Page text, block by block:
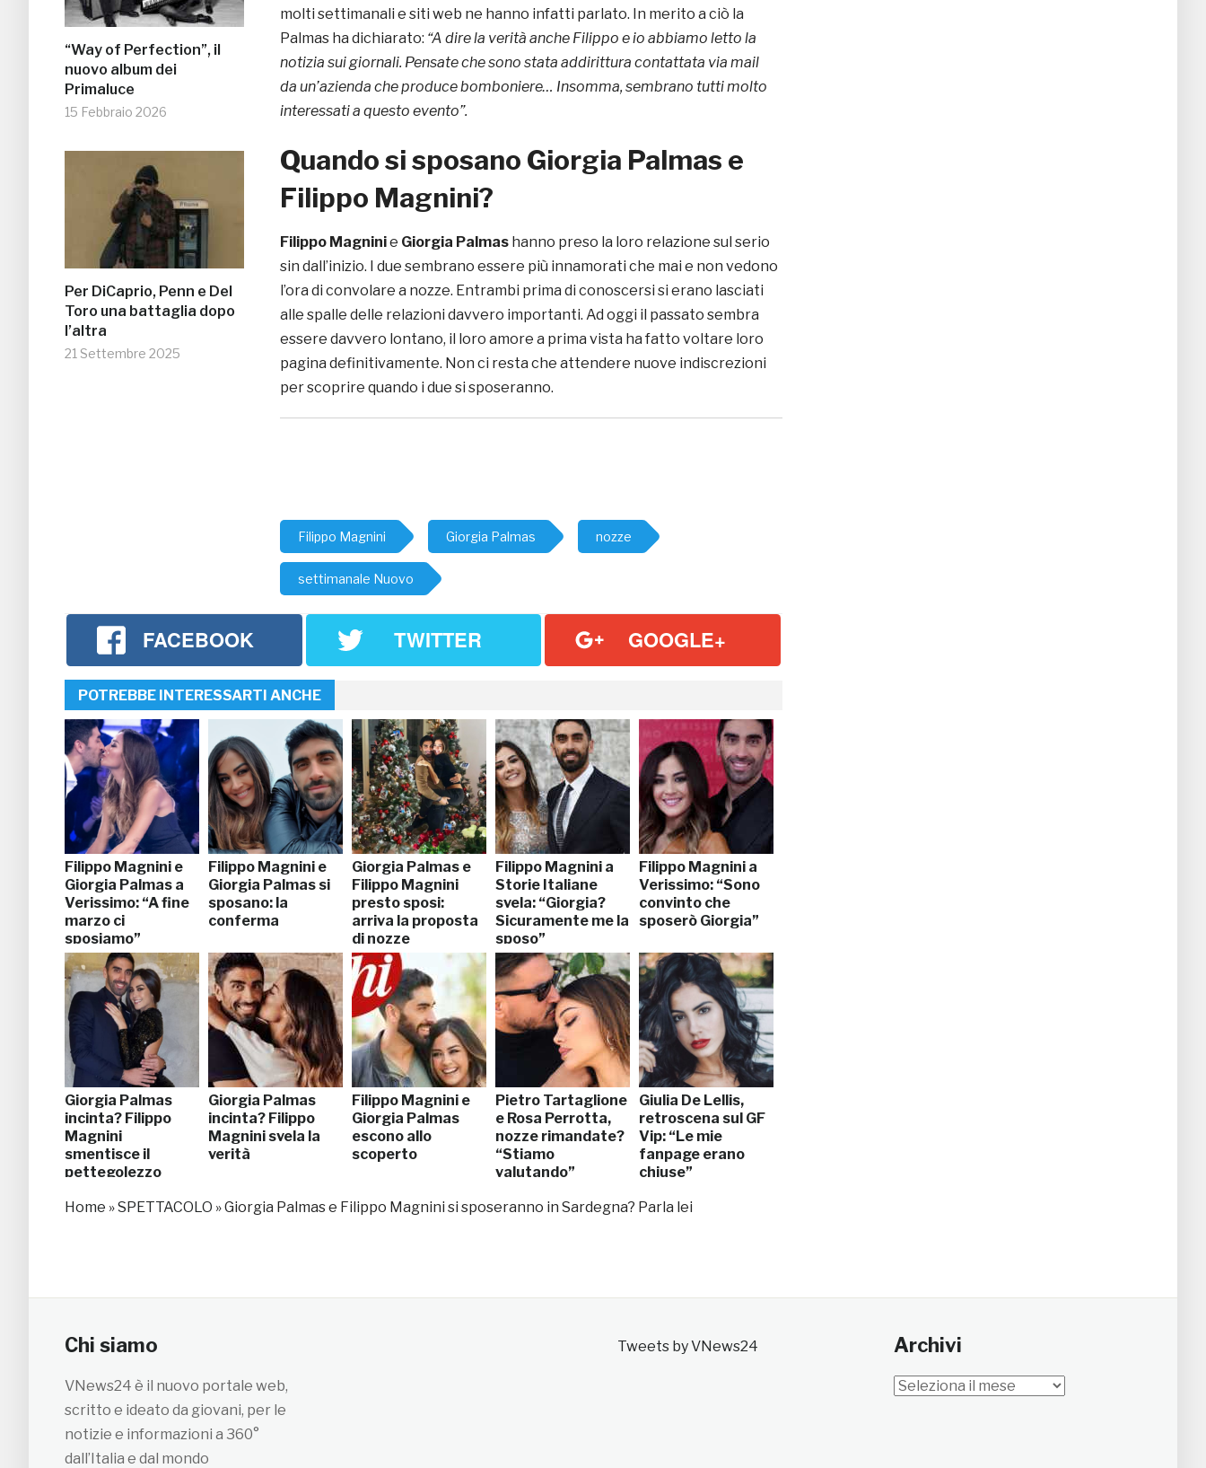
“Way of Perfection”, il
nuovo album dei
Primaluce
15 Febbraio 2026
Per DiCaprio, Penn e Del
Toro una battaglia dopo
l’altra
21 Settembre 2025
molti settimanali e siti web ne hanno infatti parlato. In merito a ciò la
Palmas ha dichiarato: “A dire la verità anche Filippo e io abbiamo letto la
notizia sui giornali. Pensate che sono stata addirittura contattata via mail
da un’azienda che produce bomboniere… Insomma, sembrano tutti molto
interessati a questo evento”.
Quando si sposano Giorgia Palmas e
Filippo Magnini?
Filippo Magninie Giorgia Palmas hanno preso la loro relazione sul serio
sin dall’inizio. I due sembrano essere più innamorati che mai e non vedono
l’ora di convolare a nozze. Entrambi prima di conoscersi si erano lasciati
alle spalle delle relazioni davvero importanti. Ad oggi il passato sembra
essere davvero lontano, il loro amore a prima vista ha fatto voltare loro
pagina definitivamente. Non ci resta che attendere nuove indiscrezioni
per scoprire quando i due si sposeranno.
Filippo Magnini Giorgia Palmas nozze
settimanale Nuovo
FACEBOOK TWITTER GOOGLE+
POTREBBE INTERESSARTI ANCHE
Filippo Magnini e
Giorgia Palmas a
Verissimo: “A fine
marzo ci
sposiamo”
Filippo Magnini e
Giorgia Palmas si
sposano: la
conferma
Giorgia Palmas e
Filippo Magnini
presto sposi:
arriva la proposta
di nozze
Filippo Magnini a
Storie Italiane
svela: “Giorgia?
Sicuramente me la
sposo”
Filippo Magnini a
Verissimo: “Sono
convinto che
sposerò Giorgia”
Giorgia Palmas
incinta? Filippo
Magnini
smentisce il
pettegolezzo
Giorgia Palmas
incinta? Filippo
Magnini svela la
verità
Filippo Magnini e
Giorgia Palmas
escono allo
scoperto
Pietro Tartaglione
e Rosa Perrotta,
nozze rimandate?
“Stiamo
valutando”
Giulia De Lellis,
retroscena sul GF
Vip: “Le mie
fanpage erano
chiuse”
Home »SPETTACOLO »Giorgia Palmas e Filippo Magnini si sposeranno in Sardegna? Parla lei
Chi siamo
VNews24 è il nuovo portale web,
scritto e ideato da giovani, per le
notizie e informazioni a 360°
dall’Italia e dal mondo
Tweets by VNews24 Archivi
Archivi